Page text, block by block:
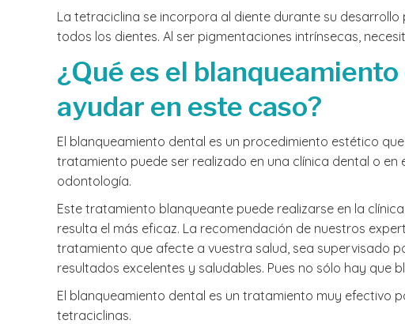
La tetraciclina se incorpora al diente durante su
todos los dientes. Al ser pigmentaciones intrínsecas,
¿Qué es el
ayudar en este caso?
El blanqueamiento dental es un procedimiento estético
tratamiento puede ser realizado en una clínica dental o
odontología.
Este tratamiento blanqueante puede realizarse en la
resulta el más eficaz. La recomendación de nuestros
tratamiento que afecte a vuestra salud, sea supervisado
resultados excelentes y saludables. Pues no sólo hay que
El blanqueamiento dental es un tratamiento muy efectivo
tetraciclinas.